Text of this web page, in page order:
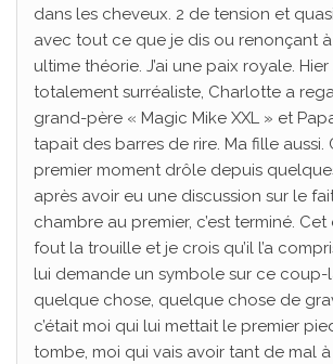
dans les cheveux. 2 de tension et
avec tout ce que je dis ou renonçant à
ultime théorie. J’ai une paix royale.
totalement surréaliste, Charlotte a
grand-père « Magic Mike XXL » et
tapait des barres de rire. Ma fille aussi.
premier moment drôle depuis
après avoir eu une discussion sur le
chambre au premier, c’est terminé.
fout la trouille et je crois qu’il l’a
lui demande un symbole sur ce coup-
quelque chose, quelque chose de
c’était moi qui lui mettait le premier
tombe, moi qui vais avoir tant de mal à